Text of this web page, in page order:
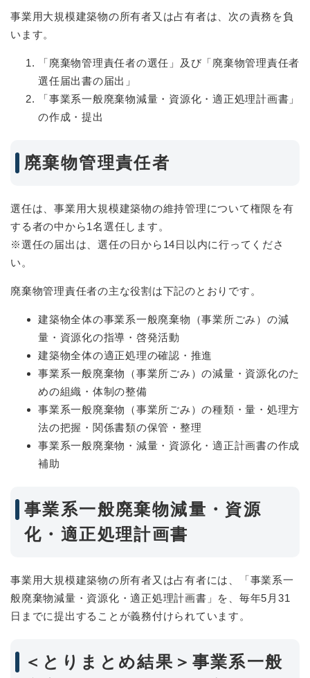
事業用大規模建築物の所有者又は占有者は、次の責務を負
います。
「廃棄物管理責任者の選任」及び「廃棄物管理責任者
選任届出書の届出」
「事業系一般廃棄物減量・資源化・適正処理計画書」
の作成・提出
廃棄物管理責任者
選任は、事業用大規模建築物の維持管理について権限を有
する者の中から1名選任します。
※選任の届出は、選任の日から14日以内に行ってくださ
い。
廃棄物管理責任者の主な役割は下記のとおりです。
建築物全体の事業系一般廃棄物（事業所ごみ）の減
量・資源化の指導・啓発活動
建築物全体の適正処理の確認・推進
事業系一般廃棄物（事業所ごみ）の減量・資源化のた
めの組織・体制の整備
事業系一般廃棄物（事業所ごみ）の種類・量・処理方
法の把握・関係書類の保管・整理
事業系一般廃棄物・減量・資源化・適正計画書の作成
補助
事業系一般廃棄物減量・資源
化・適正処理計画書
事業用大規模建築物の所有者又は占有者には、「事業系一
般廃棄物減量・資源化・適正処理計画書」を、毎年5月31
日までに提出することが義務付けられています。
＜とりまとめ結果＞事業系一般